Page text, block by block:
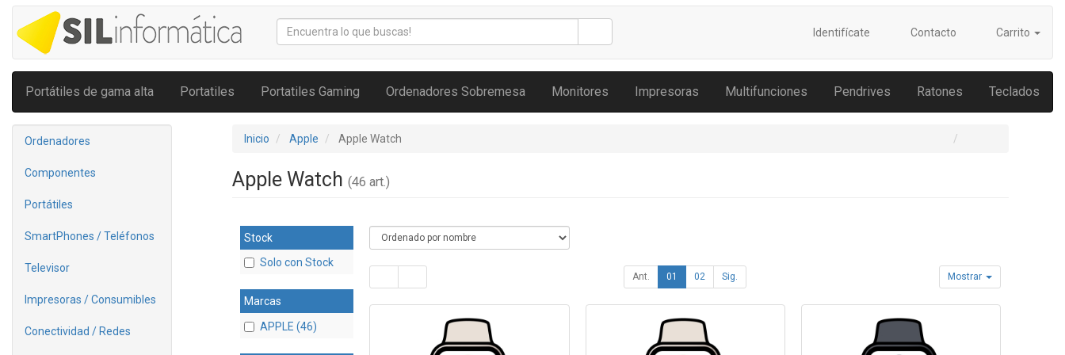
Identifícate Contacto Carrito
Portátiles de gama alta Portatiles Portatiles Gaming Ordenadores Sobremesa Monitores Impresoras Multifunciones Pendrives Ratones Teclados
Ordenadores
Componentes
Portátiles
SmartPhones / Teléfonos
Televisor
Impresoras / Consumibles
Conectividad / Redes
Inicio Apple Apple Watch
Apple Watch (46 art.)
Stock
Solo con Stock
Marcas
APPLE (46)
Ant. 01 02 Sig. Mostrar